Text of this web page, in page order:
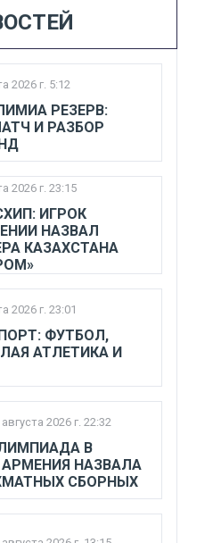
2026 г. 5:12
РЕЗЕРВ:
И РАЗБОР
2026 г. 23:15
ИГРОК
НАЗВАЛ
КАЗАХСТАНА
2026 г. 23:01
ФУТБОЛ,
АТЛЕТИКА И
августа 2026 г. 22:32
В
НАЗВАЛА
СБОРНЫХ